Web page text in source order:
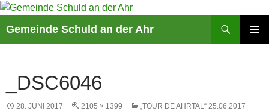
Gemeinde Schuld an der Ahr
_DSC6046
28. JUNI 2017 2105 × 1399 „TOUR DE AHRTAL“ 25.06.2017